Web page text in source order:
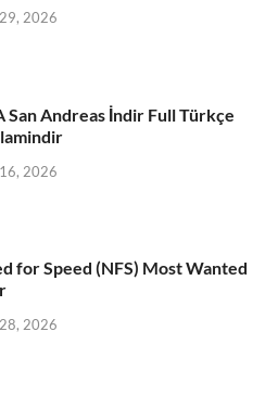
2026
San Andreas İndir Full Türkçe
2026
for Speed (NFS) Most Wanted
2026